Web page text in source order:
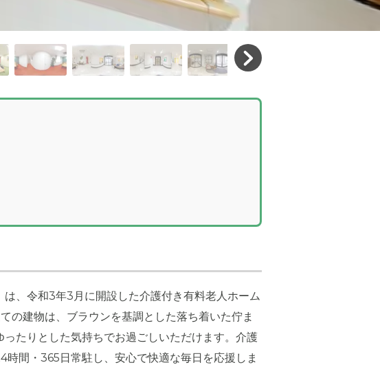
は、令和3年3月に開設した介護付き有料老人ホーム
の建物は、ブラウンを基調とした落ち着いた佇ま
ったりとした気持ちでお過ごしいただけます。介護
時間・365日常駐し、安心で快適な毎日を応援しま